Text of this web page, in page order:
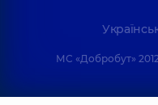
МС «Добробут»